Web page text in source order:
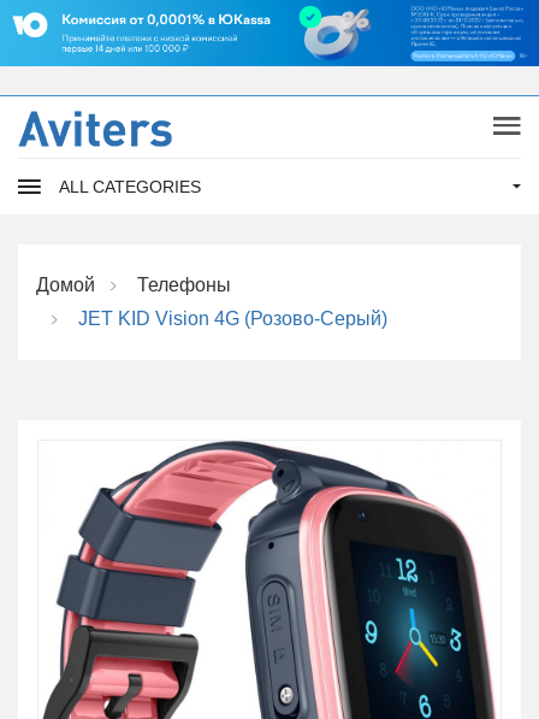
ALL CATEGORIES
Домой
Телефоны
JET KID Vision 4G (розово-Серый)